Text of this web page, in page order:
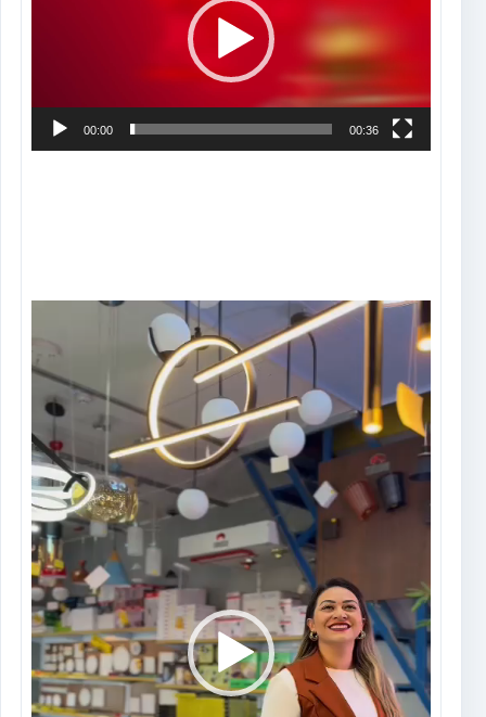
00:00 00:36
vídeo